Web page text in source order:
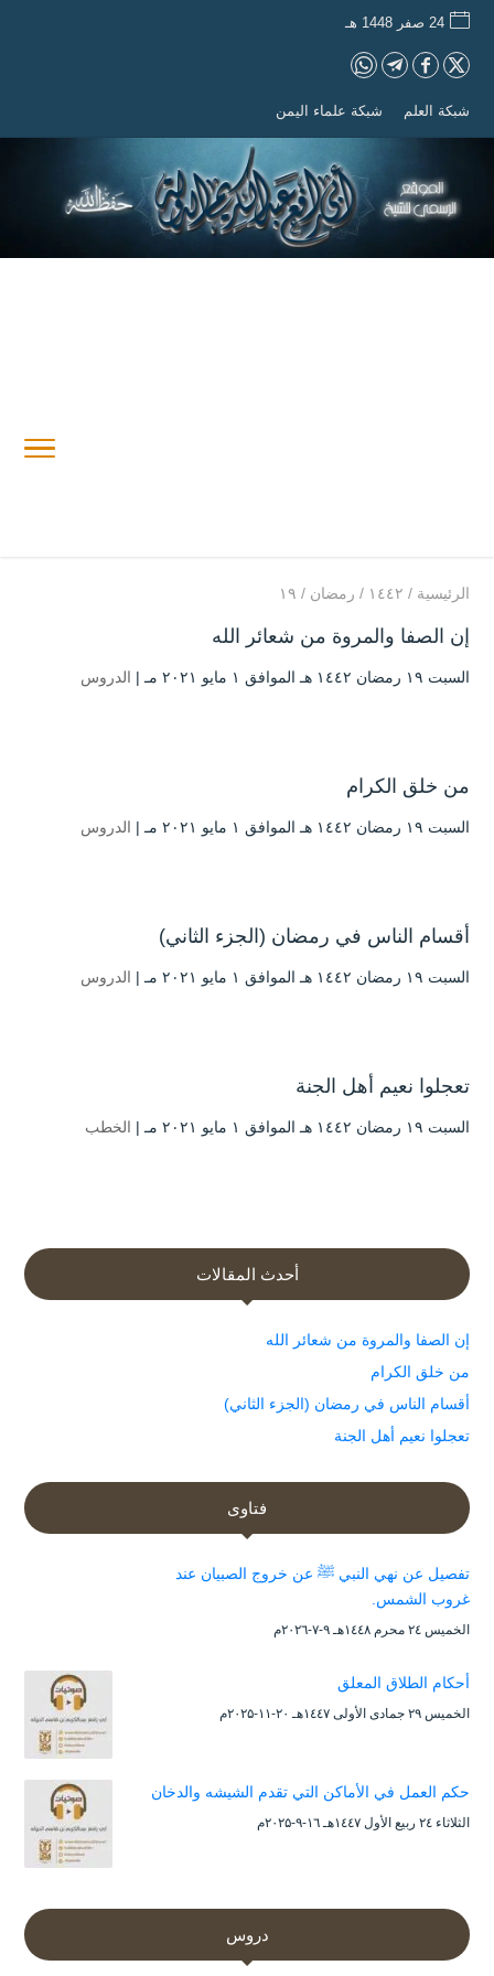
24 صفر 1448 هـ
شبكة العلم شبكة علماء اليمن
الرئيسية / ۱٤٤۲ / رمضان / ۱۹
إن الصفا والمروة من شعائر الله
السبت ۱۹ رمضان ۱٤٤۲ هـ الموافق ۱ مايو ۲۰۲۱ مـ | الدروس
من خلق الكرام
السبت ۱۹ رمضان ۱٤٤۲ هـ الموافق ۱ مايو ۲۰۲۱ مـ | الدروس
أقسام الناس في رمضان (الجزء الثاني)
السبت ۱۹ رمضان ۱٤٤۲ هـ الموافق ۱ مايو ۲۰۲۱ مـ | الدروس
تعجلوا نعيم أهل الجنة
السبت ۱۹ رمضان ۱٤٤۲ هـ الموافق ۱ مايو ۲۰۲۱ مـ | الخطب
أحدث المقالات
إن الصفا والمروة من شعائر الله
من خلق الكرام
أقسام الناس في رمضان (الجزء الثاني)
تعجلوا نعيم أهل الجنة
فتاوى
تفصيل عن نهي النبي ﷺ عن خروج الصبيان عند
غروب الشمس.
الخميس ۲٤ محرم ۱٤٤۸هـ ۹-۷-۲۰۲٦م
أحكام الطلاق المعلق
الخميس ۲۹ جمادى الأولى ۱٤٤۷هـ ۲۰-۱۱-۲۰۲۵م
حكم العمل في الأماكن التي تقدم الشيشه والدخان
الثلاثاء ۲٤ ربيع الأول ۱٤٤۷هـ ۱٦-۹-۲۰۲۵م
دروس